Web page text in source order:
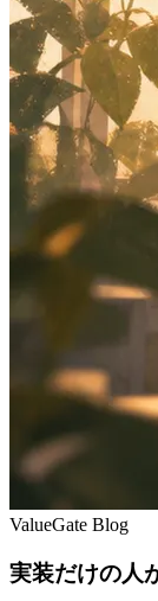
ValueGate Blog
実装だけの人